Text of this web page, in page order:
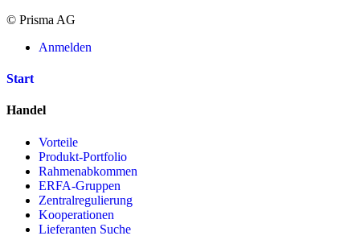
© Prisma AG
Anmelden
Start
Handel
Vorteile
Produkt-Portfolio
Rahmenabkommen
ERFA-Gruppen
Zentralregulierung
Kooperationen
Lieferanten Suche